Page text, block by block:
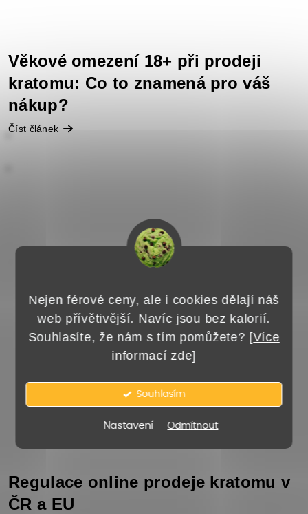
Nejen férové ceny, ale i cookies dělají náš
web přívětivější. Navíc jsou bez kalorií.
Souhlasíte, že nám s tím pomůžete? [Více
informací zde]
Souhlasím
Nastavení Odmítnout
Věkové omezení 18+ při prodeji
kratomu: Co to znamená pro váš
nákup?
Číst článek
Regulace online prodeje kratomu v
ČR a EU